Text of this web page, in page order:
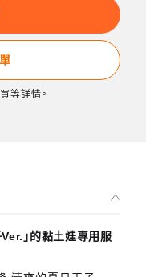
等詳情。
」的黏土娃專用服